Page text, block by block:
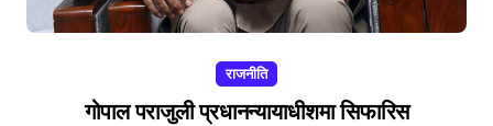
राजनीति
गोपाल पराजुली प्रधानन्यायाधीशमा सिफारिस